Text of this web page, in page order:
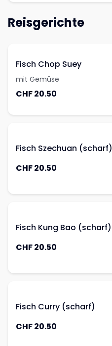
Reisgerichte
Fisch Chop Suey
mit Gemüse
CHF 20.50
Fisch Szechuan (scharf)
CHF 20.50
Fisch Kung Bao (scharf)
CHF 20.50
Fisch Curry (scharf)
CHF 20.50